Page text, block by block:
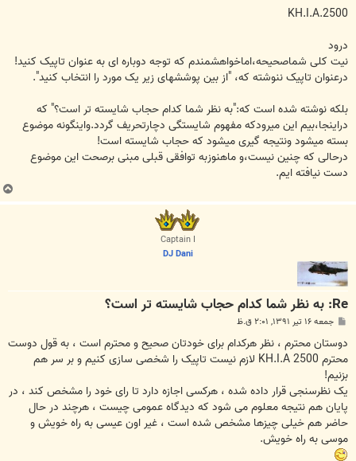
ت
KH.I.A.2500
درود
نیت کلی شماصحیحه،اماخواهشمندم که توجه دوباره ای به عنوان تاپیک کنید!
درعنوان تاپیک ننوشته که، "از بین پوششهای زیر یک مورد را انتخاب کنید".
بلکه نوشته شده است که:"به نظر شما کدام حجاب شایسته تر است؟" که
دراینجا،بیم این میرودکه مفهوم شایستگی دچارتحریف گردد.واینگونه موضوع
بسته میشود ونتیجه گیری میشود که حجاب شایسته است!
درحالی که چنین نیست،و ماهنوزبه توافقی قبلی مبنی برصحت این موضوع
دست نیافته ایم.
ب
ا
Captain I
DJ Dani
Re: به نظر شما کدام حجاب شایسته تر است؟
پ
ت
جمعه ۱۶ تیر ۱۳۹۱, ۲:۰۱ ق.ظ
دوستان محترم ، نظر هرکدام برای خودتان صحیح و محترم است ، به قول دوست
محترم KH.I.A 2500 لازم نیست تاپیک را شخصی سازی کنیم و بر سر هم
بزنیم!
یک نظرسنجی قرار داده شده ، هرکسی اجازه دارد تا رای خود را مشخص کند ، در
پایان هم نتیجه معلوم می شود که دیدگاه عمومی چیست ، هرچند در حال
حاضر هم خیلی چیزها مشخص شده است ، غیر اون عیسی به راه خویش و
موسی به راه خویش.